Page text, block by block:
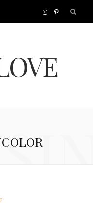
I
s
P